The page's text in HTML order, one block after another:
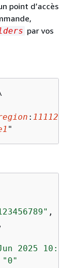
point d’accès
par vos
:
,
,
2025
"0"